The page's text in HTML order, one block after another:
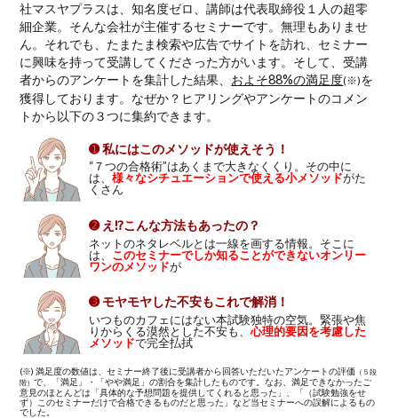
社マスヤプラスは、知名度ゼロ、講師は代表取締役１人の超零
細企業。そんな会社が主催するセミナーです。無理もありませ
ん。それでも、たまたま検索や広告でサイトを訪れ、セミナー
に興味を持って受講してくださった方がいます。そして、受講
者からのアンケートを集計した結果、 およそ88%の満足度(※)を
獲得しております。なぜか？ヒアリングやアンケートのコメン
トから以下の３つに集約できます。
➊ 私にはこのメソッドが使えそう！
“７つの合格術”はあくまで大きなくくり。その中に
は、 様々なシチュエーションで使える小メソッドがた
くさん
➋ え⁉こんな方法もあったの？
ネットのネタレベルとは一線を画する情報。そこに
は、 このセミナーでしか知ることができないオンリー
ワンのメソッドが
➌ モヤモヤした不安もこれで解消！
いつものカフェにはない本試験独特の空気。緊張や焦
りからくる漠然とした不安も、心理的要因を考慮した
メソッドで完全払拭
(※) 満足度の数値は、セミナー終了後に受講者から回答いただいたアンケートの評価 （５段
階）で、「満足」・「やや満足」の割合を集計したものです。なお、満足できなかったご
意見のほとんどは「具体的な予想問題を提供してくれると思った」、「（試験勉強をせ
ず）このセミナーだけで合格できるものだと思った」など当セミナーへの誤解によるもの
でした。